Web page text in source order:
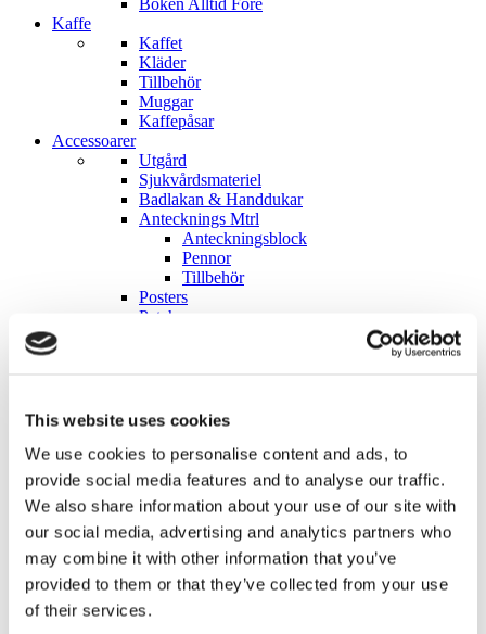
This website uses cookies
We use cookies to personalise content and ads, to
provide social media features and to analyse our traffic.
We also share information about your use of our site with
our social media, advertising and analytics partners who
may combine it with other information that you’ve
provided to them or that they’ve collected from your use
of their services.
Boken Alltid Före
Kaffe
Kaffet
Kläder
Tillbehör
Muggar
Kaffepåsar
Accessoarer
Utgård
Sjukvårdsmateriel
Badlakan & Handdukar
Antecknings Mtrl
Anteckningsblock
Pennor
Tillbehör
Posters
Patchar
Kollektioner
Sinai
Veteran
ARMÈNS JÄGARSKOLA / I22 KIRUNA
SUOMI FINLAND
Ge Fan Aldrig Upp
Hemvärnet
Gula Bandet
Rekyl Atlet
Para Endurance Race
JK01